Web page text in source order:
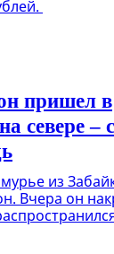
пришел в
севере –
из
Вчера он